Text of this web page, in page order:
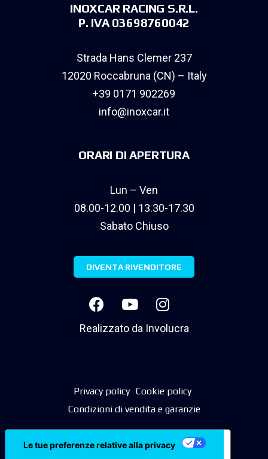
INOXCAR RACING S.R.L.
P. IVA 03698760042
Strada Hans Clemer 237
12020 Roccabruna (CN) – Italy
+39 0171 902269
info@inoxcar.it
ORARI DI APERTURA
Lun – Ven
08.00-12.00 | 13.30-17.30
Sabato Chiuso
DIVENTA RIVENDITORE
Realizzato da Involucra
Privacy policy Cookie policy
Condizioni di vendita e garanzie
Le tue preferenze relative alla privacy